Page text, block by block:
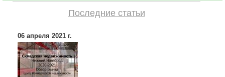
Последние статьи
06 апреля 2021 г.